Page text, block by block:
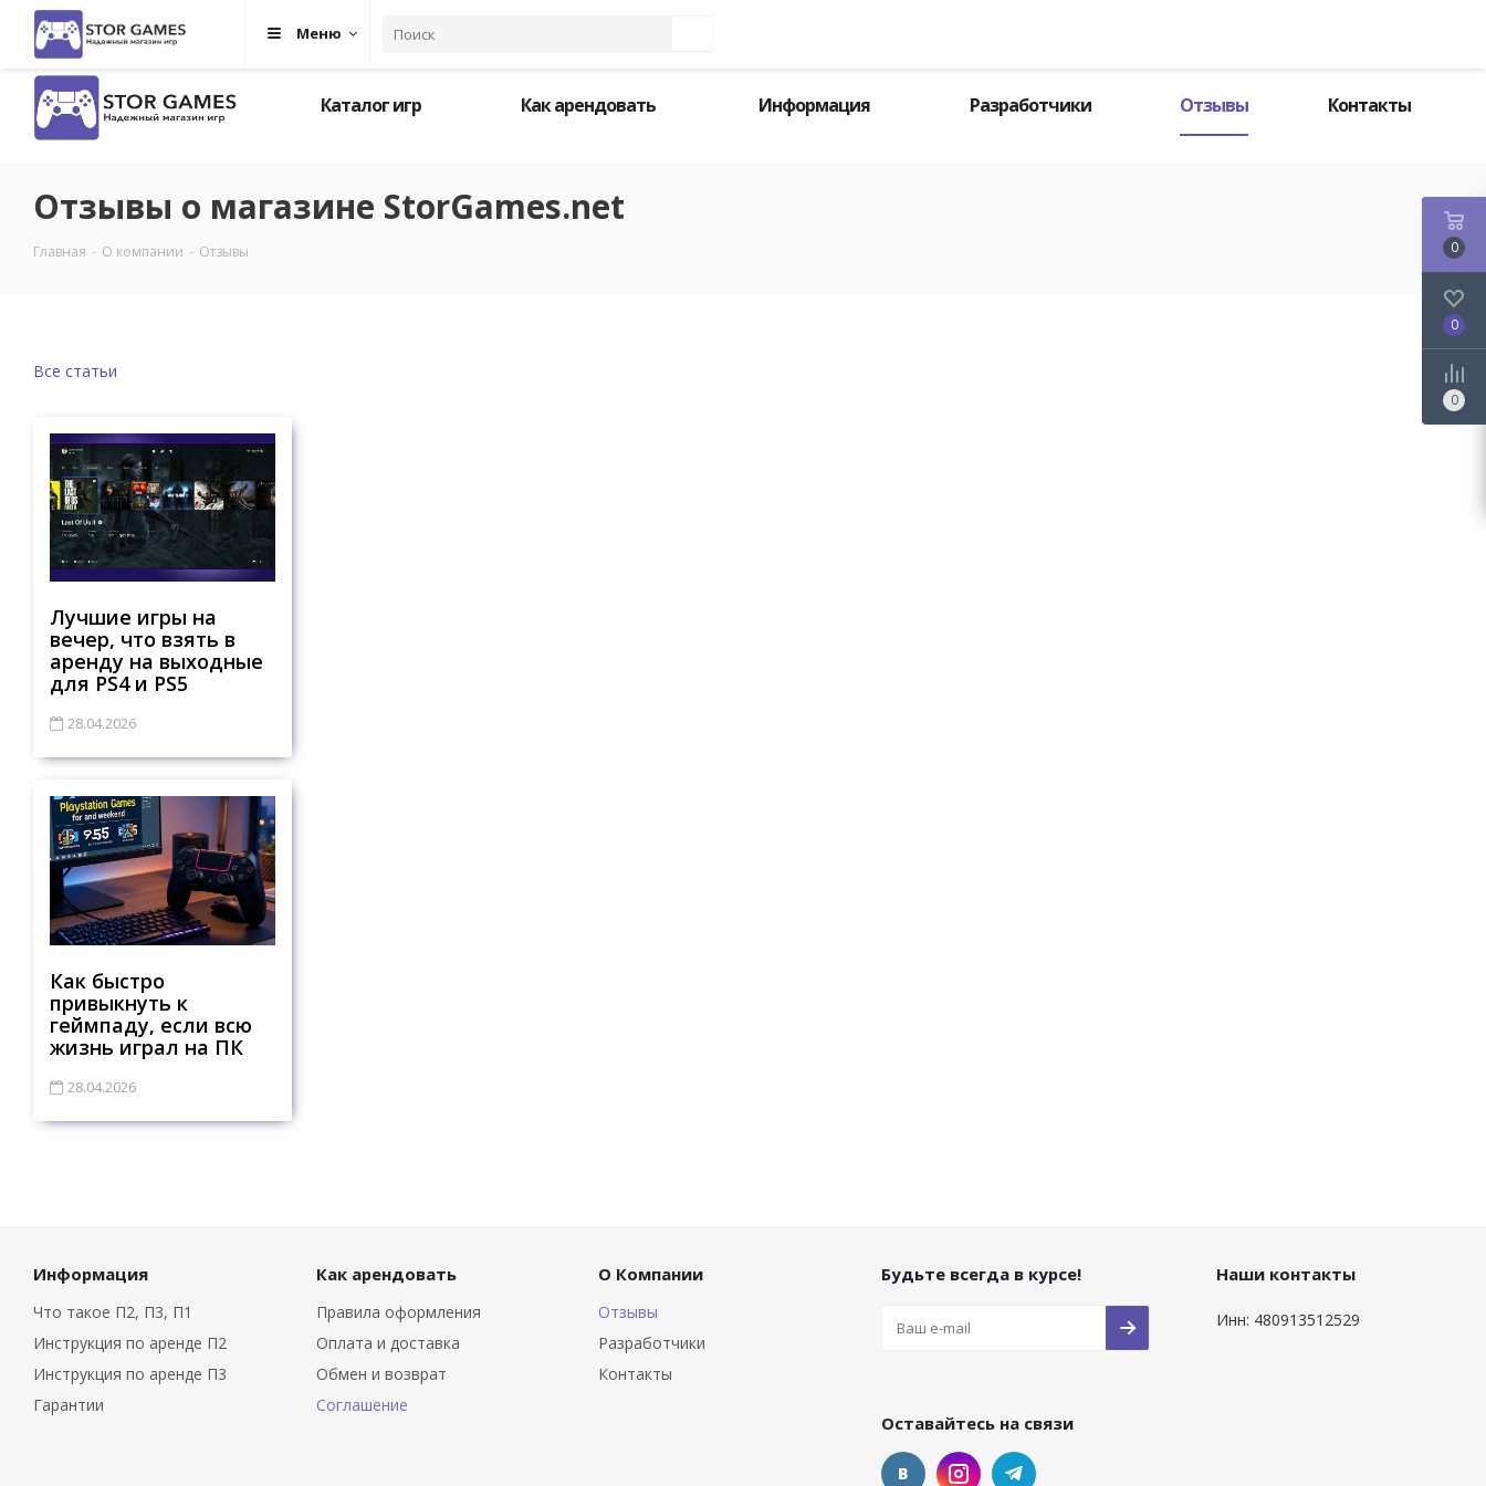
Каталог игр Как арендовать Информация Разработчики Отзывы Контакты
Меню
Отзывы о магазине StorGames.net
Главная - О компании - Отзывы
Все статьи
Лучшие игры на
вечер, что взять в
аренду на выходные
для PS4 и PS5
28.04.2026
Как быстро
привыкнуть к
геймпаду, если всю
жизнь играл на ПК
28.04.2026
Информация
Что такое П2, П3, П1
Инструкция по аренде П2
Инструкция по аренде П3
Гарантии
Как арендовать
Правила оформления
Оплата и доставка
Обмен и возврат
Соглашение
О Компании
Отзывы
Разработчики
Контакты
Будьте всегда в курсе!
Оставайтесь на связи
Наши контакты
Инн: 480913512529
0
0
0